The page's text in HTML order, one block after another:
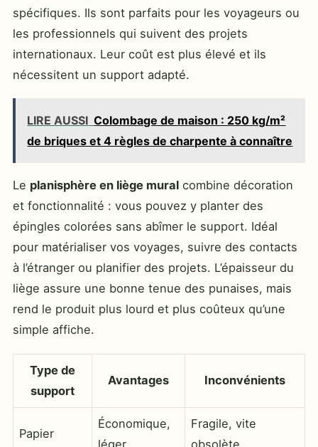
spécifiques. Ils sont parfaits pour les voyageurs ou
les professionnels qui suivent des projets
internationaux. Leur coût est plus élevé et ils
nécessitent un support adapté.
LIRE AUSSI Colombage de maison : 250 kg/m²
de briques et 4 règles de charpente à connaître
Le planisphère en liège mural combine décoration
et fonctionnalité : vous pouvez y planter des
épingles colorées sans abîmer le support. Idéal
pour matérialiser vos voyages, suivre des contacts
à l’étranger ou planifier des projets. L’épaisseur du
liège assure une bonne tenue des punaises, mais
rend le produit plus lourd et plus coûteux qu’une
simple affiche.
Type de
support
Avantages Inconvénients
Papier
Économique,
léger
Fragile, vite
obsolète